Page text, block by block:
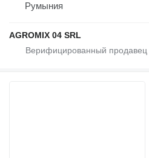
Румыния
AGROMIX 04 SRL